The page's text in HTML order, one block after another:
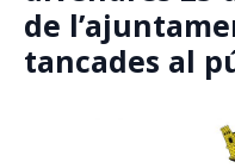
de
tancades al